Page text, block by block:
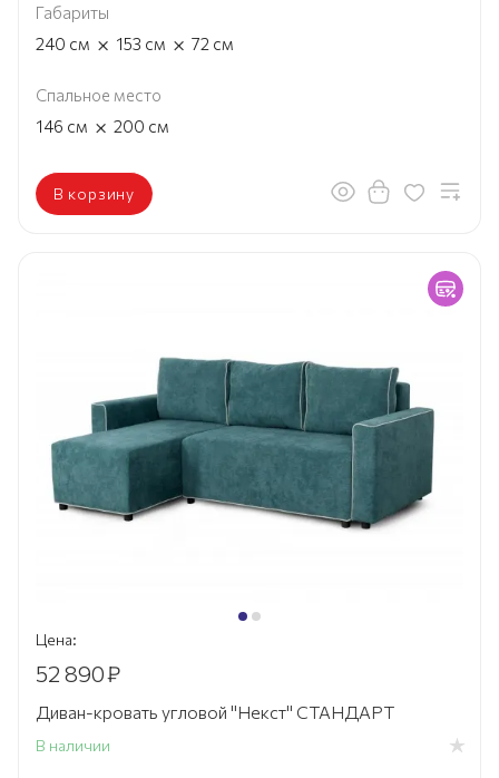
Габариты
240 см × 153 см × 72 см
Спальное место
146 см × 200 см
В корзину
Цена:
52 890₽
Диван-кровать угловой "Некст" СТАНДАРТ
В наличии